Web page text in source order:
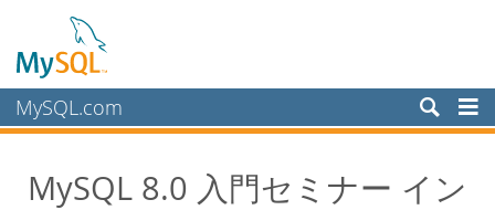
MySQL.com
サービス
MySQL 8.0 入門セミナー イン